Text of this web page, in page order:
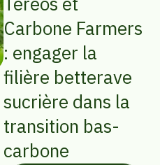
Carbone Farmers
: engager la
filière betterave
sucrière dans la
transition bas-
carbone